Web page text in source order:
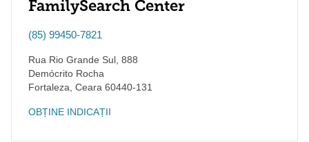
FamilySearch Center
(85) 99450-7821
Rua Rio Grande Sul, 888
Demócrito Rocha
Fortaleza Ceara 60440-131
OBȚINE INDICAȚII